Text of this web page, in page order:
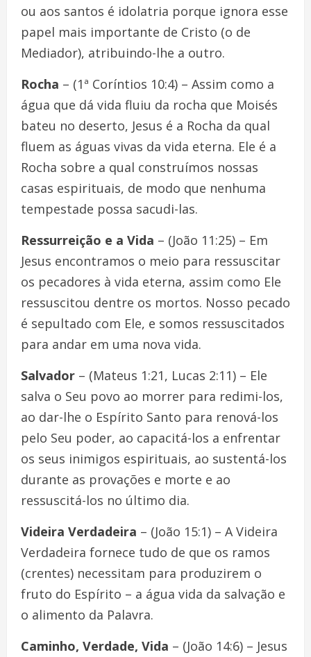
ou aos santos é idolatria porque ignora esse
papel mais importante de Cristo (o de
Mediador), atribuindo-lhe a outro.
Rocha – (1ª Coríntios 10:4) – Assim como a
água que dá vida fluiu da rocha que Moisés
bateu no deserto, Jesus é a Rocha da qual
fluem as águas vivas da vida eterna. Ele é a
Rocha sobre a qual construímos nossas
casas espirituais, de modo que nenhuma
tempestade possa sacudi-las.
Ressurreição e a Vida – (João 11:25) – Em
Jesus encontramos o meio para ressuscitar
os pecadores à vida eterna, assim como Ele
ressuscitou dentre os mortos. Nosso pecado
é sepultado com Ele, e somos ressuscitados
para andar em uma nova vida.
Salvador – (Mateus 1:21, Lucas 2:11) – Ele
salva o Seu povo ao morrer para redimi-los,
ao dar-lhe o Espírito Santo para renová-los
pelo Seu poder, ao capacitá-los a enfrentar
os seus inimigos espirituais, ao sustentá-los
durante as provações e morte e ao
ressuscitá-los no último dia.
Videira Verdadeira – (João 15:1) – A Videira
Verdadeira fornece tudo de que os ramos
(crentes) necessitam para produzirem o
fruto do Espírito – a água vida da salvação e
o alimento da Palavra.
Caminho, Verdade, Vida – (João 14:6) – Jesus